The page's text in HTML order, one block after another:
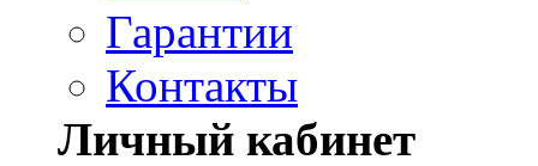
Гарантии
Контакты
Личный кабинет